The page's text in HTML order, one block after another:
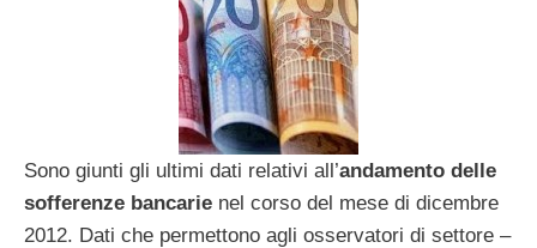
Sono giunti gli ultimi dati relativi all’andamento delle
sofferenze bancarie nel corso del mese di dicembre
2012. Dati che permettono agli osservatori di settore –